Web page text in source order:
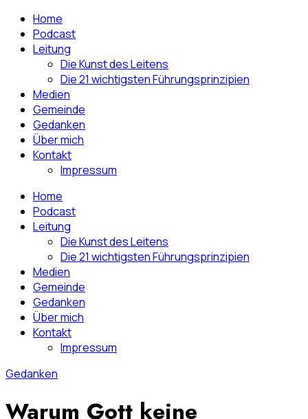
Home
Podcast
Leitung
Die Kunst des Leitens
Die 21 wichtigsten Führungsprinzipien
Medien
Gemeinde
Gedanken
Über mich
Kontakt
Impressum
Home
Podcast
Leitung
Die Kunst des Leitens
Die 21 wichtigsten Führungsprinzipien
Medien
Gemeinde
Gedanken
Über mich
Kontakt
Impressum
Gedanken
Warum Gott keine